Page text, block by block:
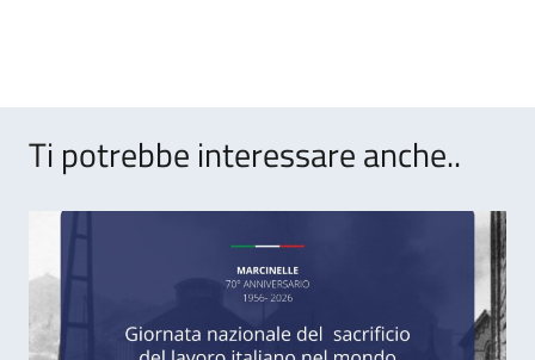
Ti potrebbe interessare anche..